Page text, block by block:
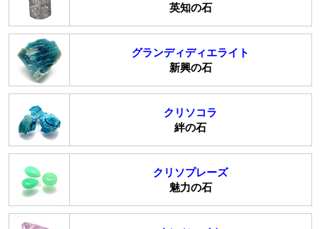
英知の石
グランディディエライト
新興の石
クリソコラ
絆の石
クリソプレーズ
魅力の石